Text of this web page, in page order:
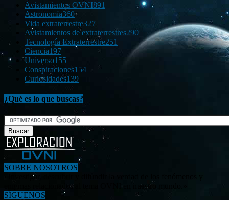
Avistamientos OVNI891
Astronomía360
Vida extraterrestre327
Avistamientos de extraterrestres290
Tecnología Extraterrestre251
Ciencia197
Universo155
Conspiraciones154
Curiosidades139
¿Qué es lo que buscas?
SOBRE NOSOTROS
«Investigar, descubrir y difundir la verdad de los fenómenos y
enigmas relacionados al tema OVNI en nuestro mundo.»
SÍGUENOS